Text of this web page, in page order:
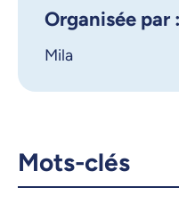
Organisée par :
Mila
Mots-clés